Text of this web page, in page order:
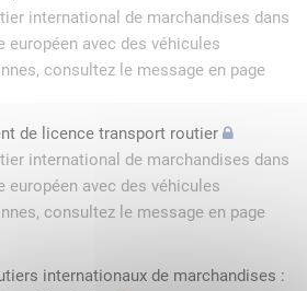
international de marchandises dans
européen avec des véhicules
consultez le message en page
de licence transport routier
international de marchandises dans
européen avec des véhicules
consultez le message en page
internationaux de marchandises :